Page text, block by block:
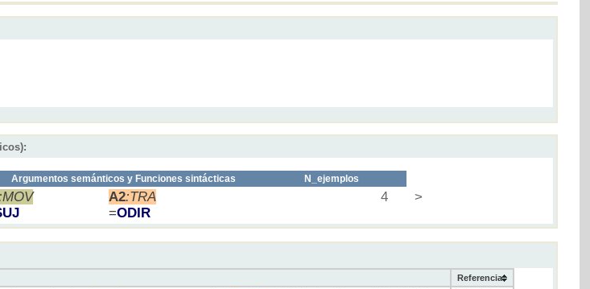
Argumentos semánticos y Funciones sintácticas N_ejemplos
:MOV
A2:TRA
=ODIR
4 >
Referencia